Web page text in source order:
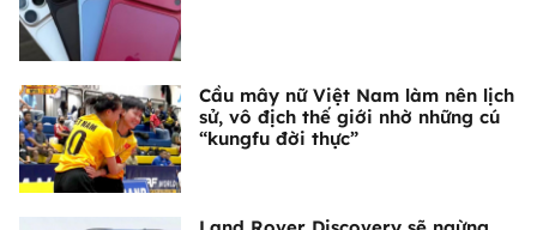
Cầu mây nữ Việt Nam làm nên lịch
sử, vô địch thế giới nhờ những cú
“kungfu đời thực”